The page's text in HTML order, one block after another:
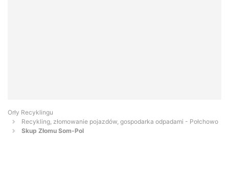
Orły Recyklingu
Recykling, złomowanie pojazdów, gospodarka odpadami - Połchowo
Skup Złomu Som-Pol